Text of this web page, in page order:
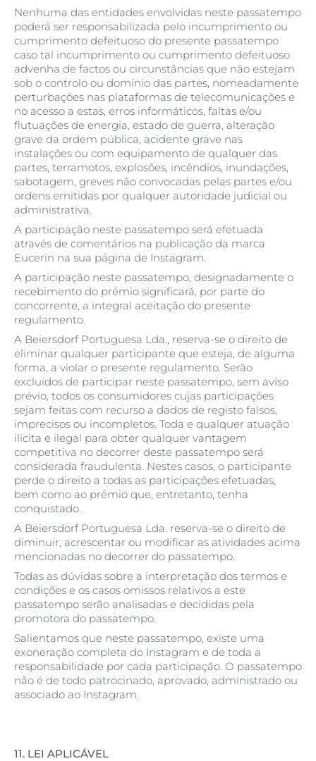
Nenhuma das entidades envolvidas neste passatempo
poderá ser responsabilizada pelo incumprimento ou
cumprimento defeituoso do presente passatempo
caso tal incumprimento ou cumprimento defeituoso
advenha de factos ou circunstâncias que não estejam
sob o controlo ou domínio das partes, nomeadamente
perturbações nas plataformas de telecomunicações e
no acesso a estas, erros informáticos, faltas e/ou
flutuações de energia, estado de guerra, alteração
grave da ordem pública, acidente grave nas
instalações ou com equipamento de qualquer das
partes, terramotos, explosões, incêndios, inundações,
sabotagem, greves não convocadas pelas partes e/ou
ordens emitidas por qualquer autoridade judicial ou
administrativa.
A participação neste passatempo será efetuada
através de comentários na publicação da marca
Eucerin na sua página de Instagram.
A participação neste passatempo, designadamente o
recebimento do prémio significará, por parte do
concorrente, a integral aceitação do presente
regulamento.
A Beiersdorf Portuguesa Lda., reserva-se o direito de
eliminar qualquer participante que esteja, de alguma
forma, a violar o presente regulamento. Serão
excluídos de participar neste passatempo, sem aviso
prévio, todos os consumidores cujas participações
sejam feitas com recurso a dados de registo falsos,
imprecisos ou incompletos. Toda e qualquer atuação
ilícita e ilegal para obter qualquer vantagem
competitiva no decorrer deste passatempo será
considerada fraudulenta. Nestes casos, o participante
perde o direito a todas as participações efetuadas,
bem como ao prémio que, entretanto, tenha
conquistado.
A Beiersdorf Portuguesa Lda. reserva-se o direito de
diminuir, acrescentar ou modificar as atividades acima
mencionadas no decorrer do passatempo.
Todas as dúvidas sobre a interpretação dos termos e
condições e os casos omissos relativos a este
passatempo serão analisadas e decididas pela
promotora do passatempo.
Salientamos que neste passatempo, existe uma
exoneração completa do Instagram e de toda a
responsabilidade por cada participação. O passatempo
não é de todo patrocinado, aprovado, administrado ou
associado ao Instagram.
11. LEI APLICÁVEL